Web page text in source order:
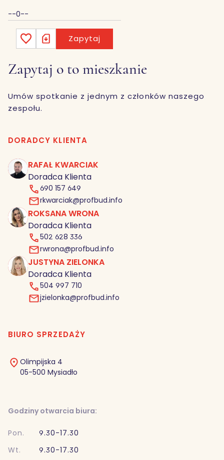
--0--
Zapytaj
Zapytaj o to mieszkanie
Umów spotkanie z jednym z członków naszego
zespołu.
DORADCY KLIENTA
RK
RAFAŁ KWARCIAK
Doradca Klienta
690 157 649
rkwarciak@profbud.info
RW ROKSANA WRONA
Doradca Klienta
502 628 336
rwrona@profbud.info
JZ
JUSTYNA ZIELONKA
Doradca Klienta
504 997 710
jzielonka@profbud.info
BIURO SPRZEDAŻY
Olimpijska 4
05-500 Mysiadło
Godziny otwarcia biura:
Pon.
9.30-17.30
Wt.
9.30-17.30